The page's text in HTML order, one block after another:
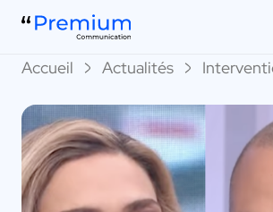
Accueil Actualités